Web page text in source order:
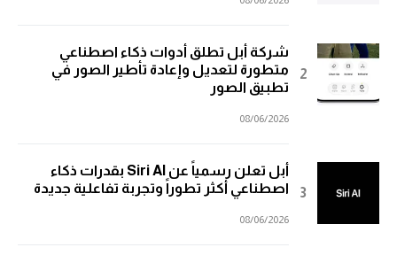
شركة أبل تطلق أدوات ذكاء اصطناعي
متطورة لتعديل وإعادة تأطير الصور في
تطبيق الصور
08/06/2026
أبل تعلن رسمياً عن Siri AI بقدرات ذكاء
اصطناعي أكثر تطوراً وتجربة تفاعلية جديدة
08/06/2026